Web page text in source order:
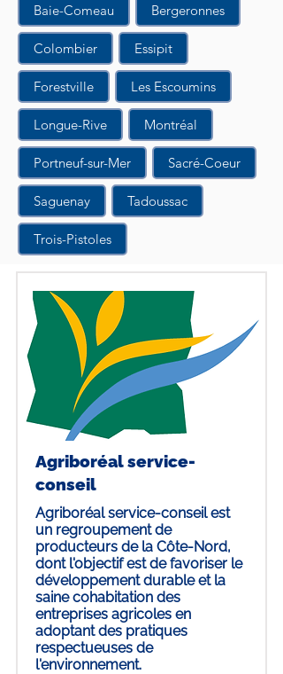
Baie-Comeau Bergeronnes
Colombier Essipit
Forestville Les Escoumins
Longue-Rive Montréal
Portneuf-sur-Mer Sacré-Coeur
Saguenay Tadoussac
Trois-Pistoles
Agriboréal service-
conseil
Agriboréal service-conseil est
un regroupement de
producteurs de la Côte-Nord,
dont l'objectif est de favoriser le
développement durable et la
saine cohabitation des
entreprises agricoles en
adoptant des pratiques
respectueuses de
l'environnement.